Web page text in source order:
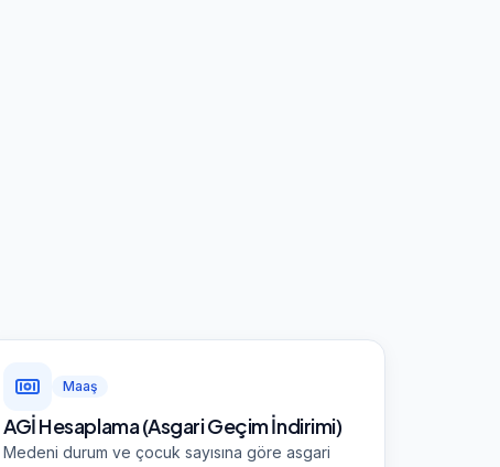
Maaş
AGİ Hesaplama (Asgari Geçim İndirimi)
Medeni durum ve çocuk sayısına göre asgari